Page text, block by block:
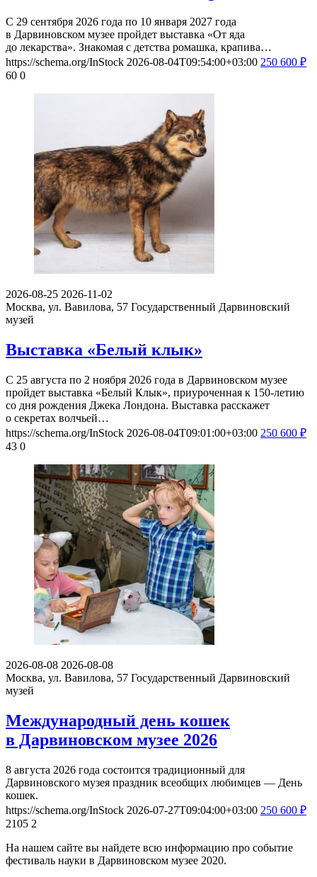
С 29 сентября 2026 года по 10 января 2027 года
в Дарвиновском музее пройдет выставка «От яда
до лекарства». Знакомая с детства ромашка, крапива…
https://schema.org/InStock 2026-08-04T09:54:00+03:00 250 600 ₽
60 0
2026-08-25 2026-11-02
Москва, ул. Вавилова, 57 Государственный Дарвиновский
музей
Выставка «Белый клык»
С 25 августа по 2 ноября 2026 года в Дарвиновском музее
пройдет выставка «Белый Клык», приуроченная к 150-летию
со дня рождения Джека Лондона. Выставка расскажет
о секретах волчьей…
https://schema.org/InStock 2026-08-04T09:01:00+03:00 250 600 ₽
43 0
2026-08-08 2026-08-08
Москва, ул. Вавилова, 57 Государственный Дарвиновский
музей
Международный день кошек
в Дарвиновском музее 2026
8 августа 2026 года состоится традиционный для
Дарвиновского музея праздник всеобщих любимцев — День
кошек.
https://schema.org/InStock 2026-07-27T09:04:00+03:00 250 600 ₽
2105 2
На нашем сайте вы найдете всю информацию про событие
фестиваль науки в Дарвиновском музее 2020.